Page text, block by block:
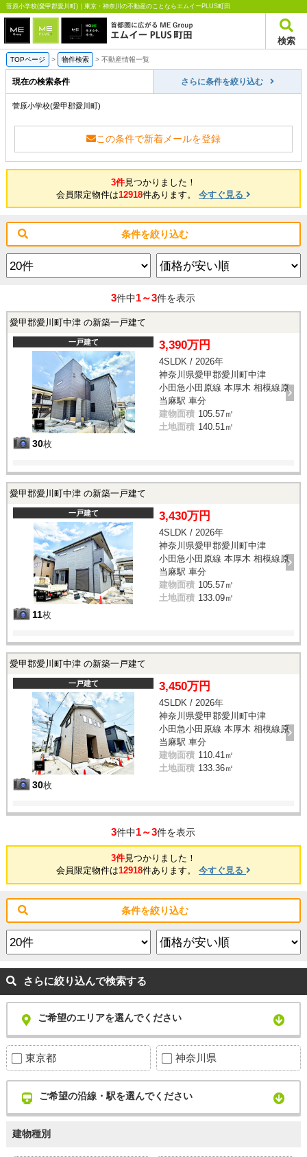
菅原小学校(愛甲郡愛川町)｜東京・神奈川の不動産のことならエムイーPLUS町田
検索
TOPページ > 物件検索 > 不動産情報一覧
現在の検索条件 さらに条件を絞り込む
菅原小学校(愛甲郡愛川町)
この条件で新着メールを登録
3件見つかりました！
会員限定物件は12918件あります。 今すぐ見る
条件を絞り込む
3件中1～3件を表示
愛甲郡愛川町中津 の新築一戸建て
一戸建て
30枚
3,390万円
4SLDK / 2026年
神奈川県愛甲郡愛川町中津
小田急小田原線 本厚木 相模線原
当麻駅 車分
建物面積 105.57㎡
土地面積 140.51㎡
愛甲郡愛川町中津 の新築一戸建て
一戸建て
11枚
3,430万円
4SLDK / 2026年
神奈川県愛甲郡愛川町中津
小田急小田原線 本厚木 相模線原
当麻駅 車分
建物面積 105.57㎡
土地面積 133.09㎡
愛甲郡愛川町中津 の新築一戸建て
一戸建て
30枚
3,450万円
4SLDK / 2026年
神奈川県愛甲郡愛川町中津
小田急小田原線 本厚木 相模線原
当麻駅 車分
建物面積 110.41㎡
土地面積 133.36㎡
3件中1～3件を表示
3件見つかりました！
会員限定物件は12918件あります。 今すぐ見る
条件を絞り込む
さらに絞り込んで検索する
ご希望のエリアを選んでください
東京都 神奈川県
ご希望の沿線・駅を選んでください
建物種別